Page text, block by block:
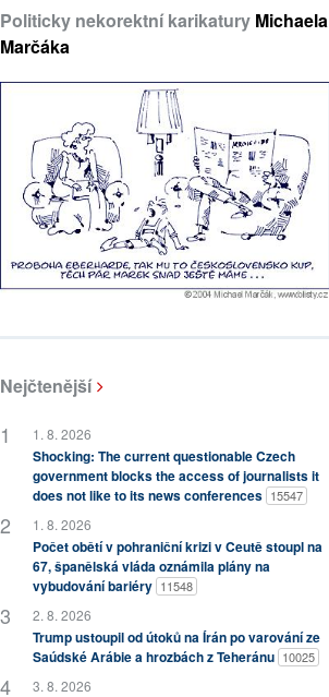
Politicky nekorektní karikatury Michaela
Marčáka
Nejčtenější
1. 8. 2026
Shocking: The current questionable Czech
government blocks the access of journalists it
does not like to its news conferences 15547
1. 8. 2026
Počet obětí v pohraniční krizi v Ceutě stoupl na
67, španělská vláda oznámila plány na
vybudování bariéry 11548
2. 8. 2026
Trump ustoupil od útoků na Írán po varování ze
Saúdské Arábie a hrozbách z Teheránu 10025
3. 8. 2026